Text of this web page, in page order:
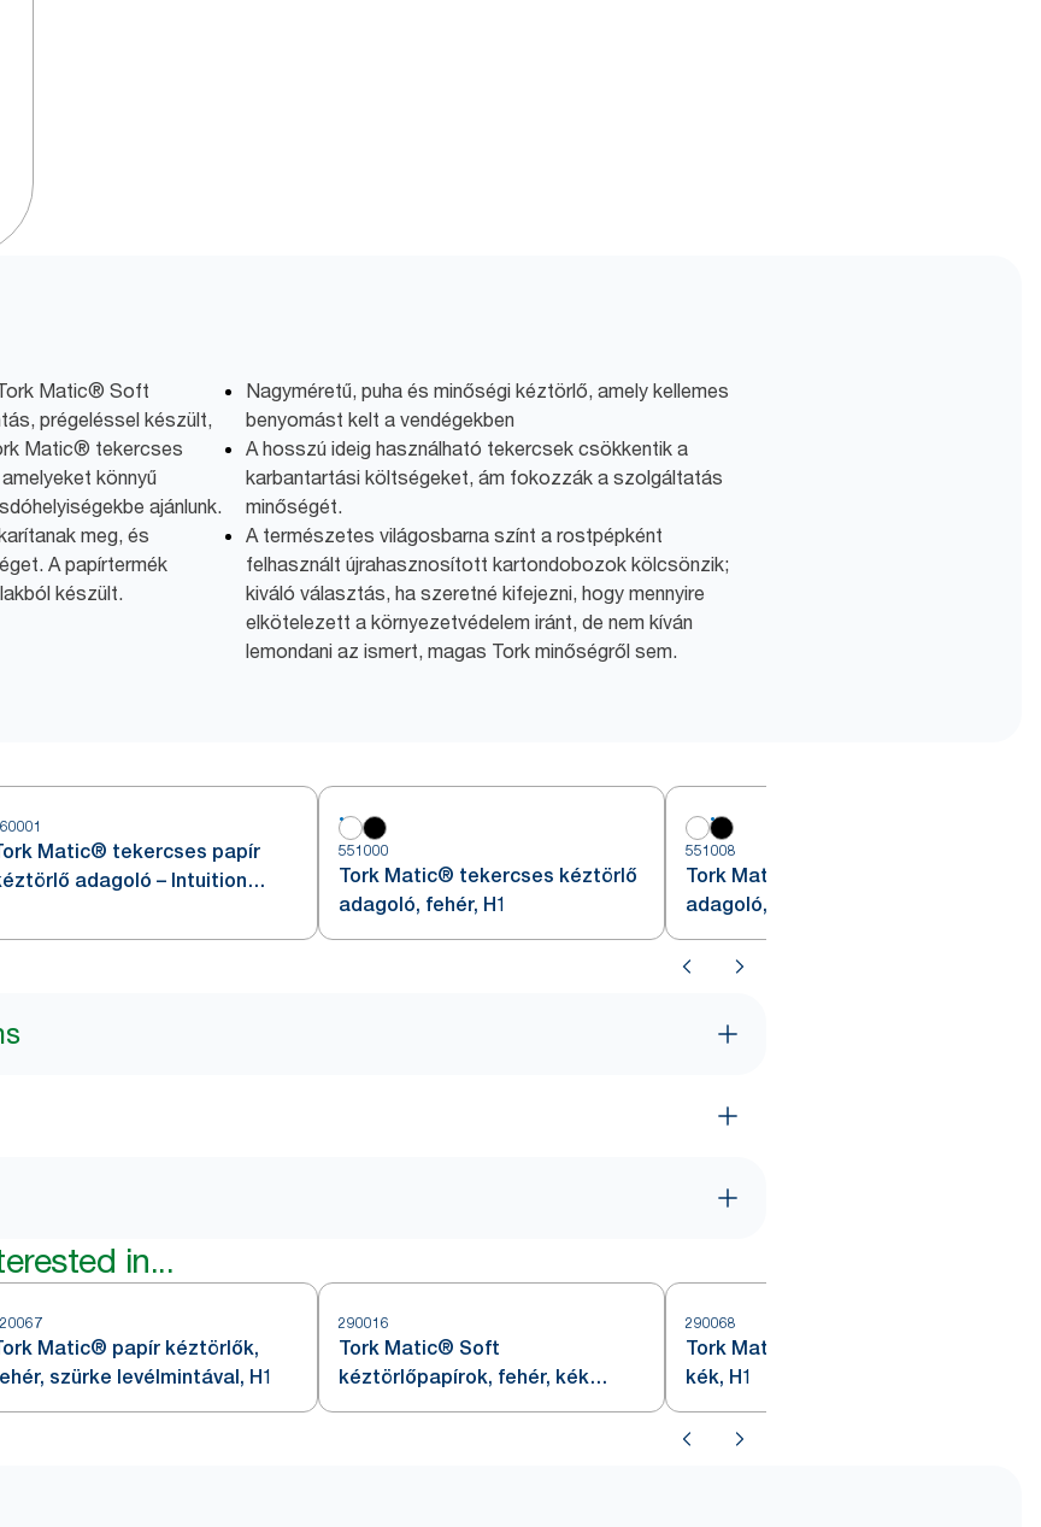
Matic® Soft
prégeléssel készült,
Matic® tekercses
könnyű
ajánlunk.
meg, és
A papírtermék
készült.
Nagyméretű, puha és minőségi kéztörlő, amely kellemes
benyomást kelt a vendégekben
A hosszú ideig használható tekercsek csökkentik a
karbantartási költségeket, ám fokozzák a szolgáltatás
minőségét.
A természetes világosbarna színt a rostpépként
felhasznált újrahasznosított kartondobozok kölcsönzik;
kiváló választás, ha szeretné kifejezni, hogy mennyire
elkötelezett a környezetvédelem iránt, de nem kíván
lemondani az ismert, magas Tork minőségről sem.
Matic® tekercses papír
adagoló – Intuition
551000
Tork Matic® tekercses kéztörlő
adagoló, fehér, H1
551008
Tork Matic® tekercses kéztörlő
adagoló, fekete, H1
in...
Matic® papír kéztörlők,
szürke levélmintával, H1
290016
Tork Matic® Soft
kéztörlőpapírok, fehér, kék
levélmintával, H1
290068
Tork Matic® papír kéztörlők,
kék, H1